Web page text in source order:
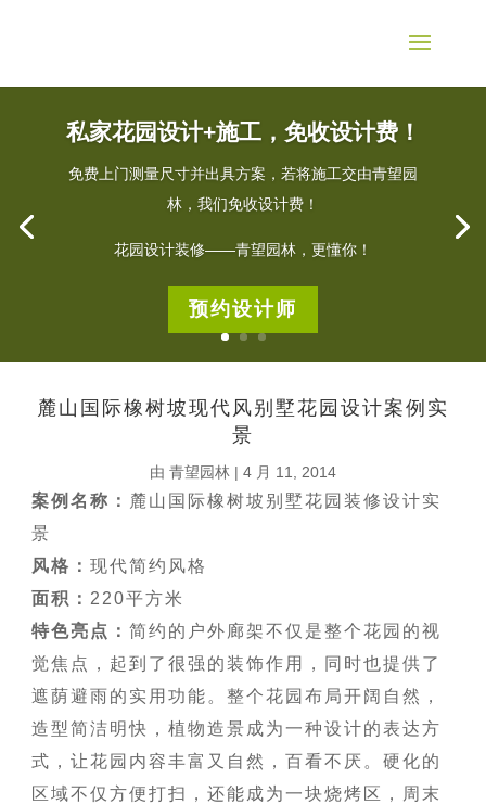
私家花园设计+施工，免收设计费！
免费上门测量尺寸并出具方案，若将施工交由青望园
林，我们免收设计费！
花园设计装修——青望园林，更懂你！
预约设计师
麓山国际橡树坡现代风别墅花园设计案例实
景
由 青望园林 | 4 月 11, 2014
案例名称： 麓山国际橡树坡别墅花园装修设计实
景
风格：现代简约风格
面积： 220平方米
特色亮点：简约的户外廊架不仅是整个花园的视
觉焦点，起到了很强的装饰作用，同时也提供了
遮荫避雨的实用功能。整个花园布局开阔自然，
造型简洁明快，植物造景成为一种设计的表达方
式，让花园内容丰富又自然，百看不厌。硬化的
区域不仅方便打扫，还能成为一块烧烤区，周末